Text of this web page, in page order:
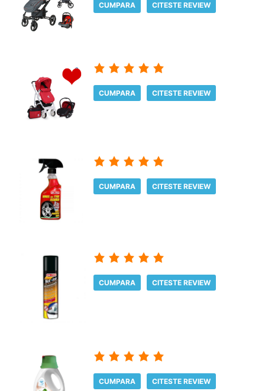
CUMPARA CITESTE REVIEW
CUMPARA CITESTE REVIEW
CUMPARA CITESTE REVIEW
CUMPARA CITESTE REVIEW
CUMPARA CITESTE REVIEW